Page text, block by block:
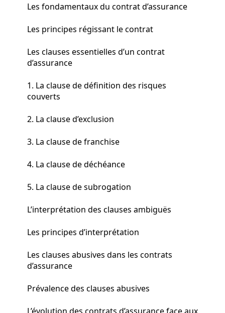
Les fondamentaux du contrat d’assurance
Les principes régissant le contrat
Les clauses essentielles d’un contrat
d’assurance
1. La clause de définition des risques
couverts
2. La clause d’exclusion
3. La clause de franchise
4. La clause de déchéance
5. La clause de subrogation
L’interprétation des clauses ambiguës
Les principes d’interprétation
Les clauses abusives dans les contrats
d’assurance
Prévalence des clauses abusives
L’évolution des contrats d’assurance face aux